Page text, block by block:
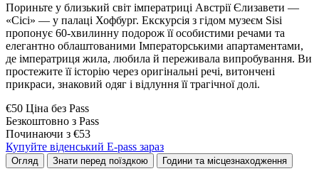
Пориньте у близький світ імператриці Австрії Єлизавети —
«Сісі» — у палаці Хофбург. Екскурсія з гідом музеєм Sisi
пропонує 60-хвилинну подорож її особистими речами та
елегантно облаштованими Імператорськими апартаментами,
де імператриця жила, любила й переживала випробування. Ви
простежите її історію через оригінальні речі, витончені
прикраси, знаковий одяг і відлуння її трагічної долі.
€50 Ціна без Pass
Безкоштовно з Pass
Починаючи з €53
Купуйте віденський E-pass зараз
Огляд Знати перед поїздкою Години та місцезнаходження